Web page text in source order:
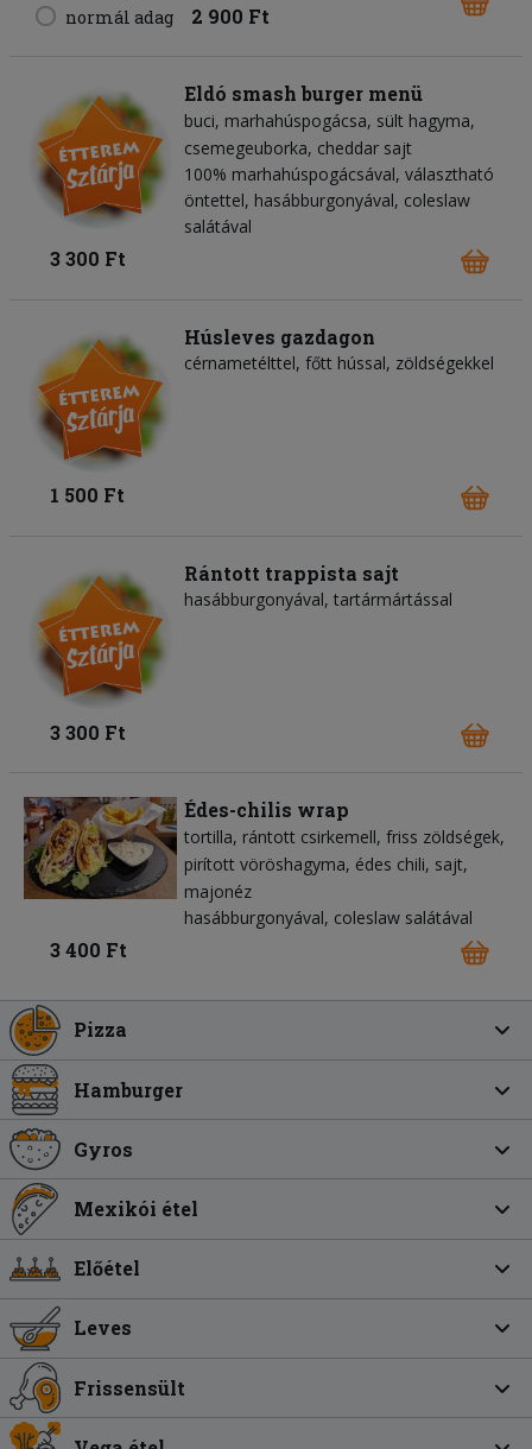
normál adag 2 900 Ft
Eldó smash burger menü
buci marhahúspogácsa sült hagyma
csemegeuborka cheddar sajt
100% marhahúspogácsával, választható
öntettel, hasábburgonyával, coleslaw
salátával
3 300 Ft
Húsleves gazdagon
cérnametélttel, főtt hússal, zöldségekkel
1 500 Ft
Rántott trappista sajt
hasábburgonyával, tartármártással
3 300 Ft
Édes-chilis wrap
tortilla rántott csirkemell friss zöldségek
pirított vöröshagyma édes chili sajt
majonéz
hasábburgonyával, coleslaw salátával
3 400 Ft
Pizza
Hamburger
Gyros
Mexikói étel
Előétel
Leves
Frissensült